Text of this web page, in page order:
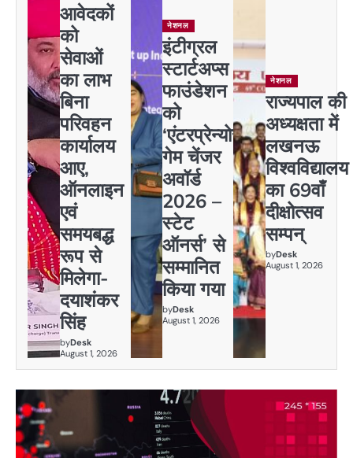
आवेदकों
को
सेवाओं
का लाभ
बिना
परिवहन
कार्यालय
आए,
ऑनलाइन
एवं
समयबद्ध
रूप से
मिलेगा-
दयाशंकर
सिंह
byDesk
August 1, 2026
नेशनल
इंटीग्रल
स्टार्टअप्स
फाउंडेशन
को
‘एंटरप्रेन्योर
गेम चेंजर
अवॉर्ड
2026 –
स्टेट
ऑनर्स’ से
सम्मानित
किया गया
byDesk
August 1, 2026
नेशनल
राज्यपाल की
अध्यक्षता में
लखनऊ
विश्वविद्यालय
का 69वाँ
दीक्षोत्सव
सम्पन्
byDesk
August 1, 2026